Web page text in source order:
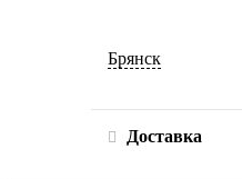
Брянск
Доставка